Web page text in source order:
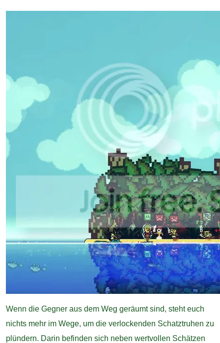
Wenn die Gegner aus dem Weg geräumt sind, steht euch
nichts mehr im Wege, um die verlockenden Schatztruhen zu
plündern. Darin befinden sich neben wertvollen Schätzen